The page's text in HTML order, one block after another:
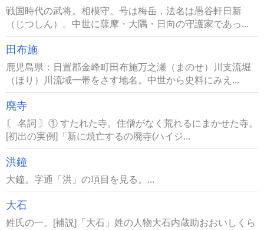
戦国時代の武将。相模守。号は梅岳，法名は愚谷軒日新
（じつしん）。中世に薩摩・大隅・日向の守護家であっ...
田布施
鹿児島県：日置郡金峰町田布施万之瀬（まのせ）川支流堀
（ほり）川流域一帯をさす地名。中世から史料にみえ...
廃寺
〘 名詞 〙① すたれた寺。住僧がなく荒れるにまかせた寺。
[初出の実例]「新に焼亡するの廃寺(ハイジ...
洪鐘
大鐘。字通「洪」の項目を見る。...
大石
姓氏の一。[補説]「大石」姓の人物大石内蔵助おおいしくら